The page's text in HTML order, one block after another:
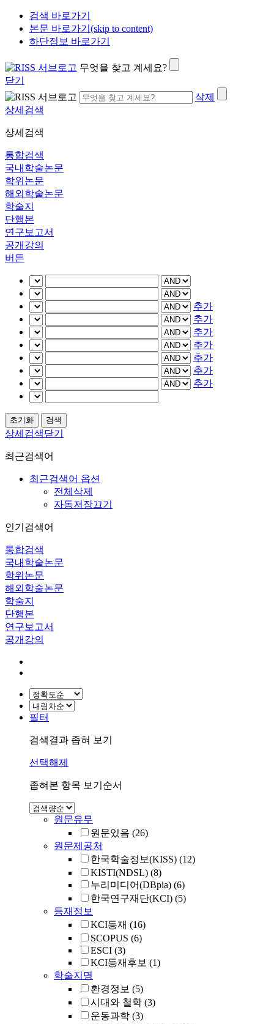
검색 바로가기
본문 바로가기(skip to content)
하단정보 바로가기
무엇을 찾고 계세요?
닫기
삭제
상세검색
상세검색
통합검색
국내학술논문
학위논문
해외학술논문
학술지
단행본
연구보고서
공개강의
버튼
추가
추가
추가
추가
추가
추가
추가
상세검색닫기
최근검색어
최근검색어 옵션
전체삭제
자동저장끄기
인기검색어
통합검색
국내학술논문
학위논문
해외학술논문
학술지
단행본
연구보고서
공개강의
필터
검색결과 좁혀 보기
선택해제
좁혀본 항목 보기순서
원문유무
원문있음 (26)
원문제공처
한국학술정보(KISS) (12)
KISTI(NDSL) (8)
누리미디어(DBpia) (6)
한국연구재단(KCI) (5)
등재정보
KCI등재 (16)
SCOPUS (6)
ESCI (3)
KCI등재후보 (1)
학술지명
환경정보 (5)
시대와 철학 (3)
운동과학 (3)